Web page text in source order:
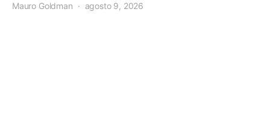
Mauro Goldman agosto 9, 2026